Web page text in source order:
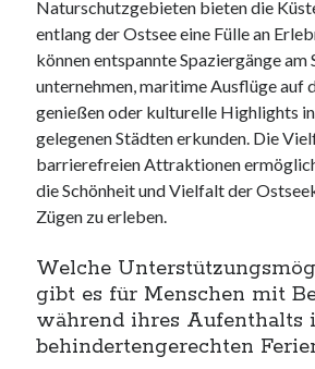
Naturschutzgebieten bieten die
entlang der Ostsee eine Fülle an
können entspannte Spaziergänge am
unternehmen, maritime Ausflüge auf
genießen oder kulturelle Highlights in
gelegenen Städten erkunden. Die
barrierefreien Attraktionen
die Schönheit und Vielfalt der
Zügen zu erleben.
Welche
gibt es für Menschen mit
während ihres Aufenthalts
behindertengerechten